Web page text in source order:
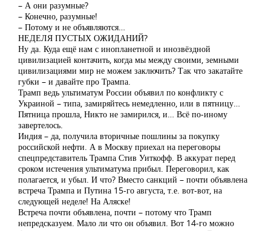
– А они разумные?
– Конечно, разумные!
– Потому и не объявляются…
НЕДЕЛЯ ПУСТЫХ ОЖИДАНИЙ?
Ну да. Куда ещё нам с инопланетной и инозвёздной
цивилизацией контачить, когда мы между своими, земными
цивилизациями мир не можем заключить? Так что закатайте
губки – и давайте про Трампа.
Трамп ведь ультиматум России объявил по конфликту с
Украиной – типа, замиряйтесь немедленно, или в пятницу…
Пятница прошла, Никто не замирился, и… Всё по-иному
завертелось.
Индия – да, получила вторичные пошлины за покупку
российской нефти. А в Москву приехал на переговоры
спецпредставитель Трампа Стив Уиткофф. В аккурат перед
сроком истечения ультиматума прибыл. Переговорил, как
полагается, и убыл. И что? Вместо санкций – почти объявлена
встреча Трампа и Путина 15-го августа, т.е. вот-вот, на
следующей неделе! На Аляске!
Встреча почти объявлена, почти – потому что Трамп
непредсказуем. Мало ли что он объявил. Вот 14-го можно